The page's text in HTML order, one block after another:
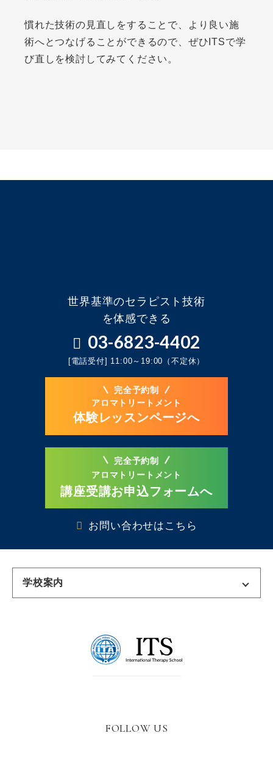
慣れた技術の見直しをすることで、より良い施
術へとつなげることができるので、ぜひITSで学
び直しを検討してみてください。
世界基準のセラピスト技術
を体感できる
03-6823-4402
[電話受付] 11:00～19:00（不定休）
完全予約制
アロマトリートメント
体験レッスンページへ
完全予約制
アロマトリートメント
講座受講お申込フォームへ
お問い合わせはこちら
学校案内
名古屋校 名古屋栄校
FOLLOW US